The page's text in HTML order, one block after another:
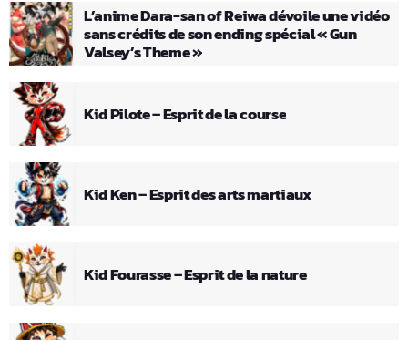
L’anime Dara-san of Reiwa dévoile une vidéo
sans crédits de son ending spécial « Gun
Valsey’s Theme »
Kid Pilote – Esprit de la course
Kid Ken – Esprit des arts martiaux
Kid Fourasse – Esprit de la nature